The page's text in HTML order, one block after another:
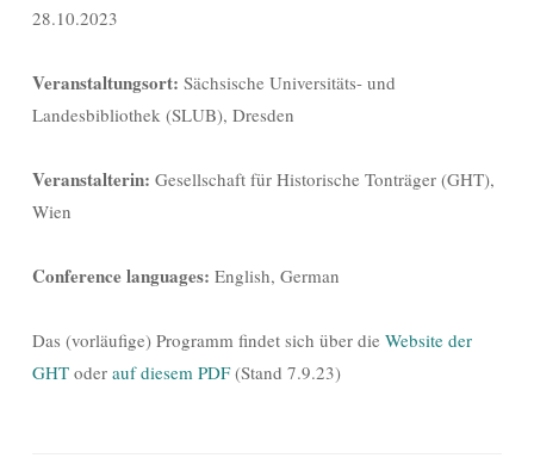
28.10.2023
Veranstaltungsort: Sächsische Universitäts- und
Landesbibliothek (SLUB), Dresden
Veranstalterin: Gesellschaft für Historische Tonträger (GHT),
Wien
Conference languages: English, German
Das (vorläufige) Programm findet sich über die Website der
GHT oder auf diesem PDF(Stand 7.9.23)